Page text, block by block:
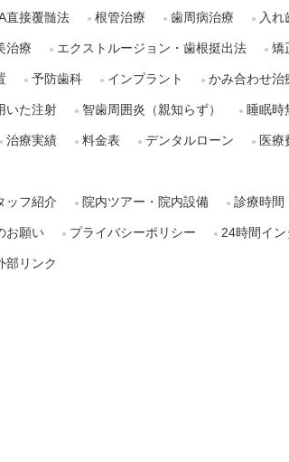
直接覆髄法 根管治療 歯周病治療 入れ
治療 エクストルージョン・歯根挺出法 矯
予防歯科 インプラント かみ合わせ治
いた注射 智歯周囲炎（親知らず） 睡眠時
治療実績 料金表 デンタルローン 医療
ッフ紹介 院内ツアー・院内設備 診療時間
お願い プライバシーポリシー 24時間イ
部リンク